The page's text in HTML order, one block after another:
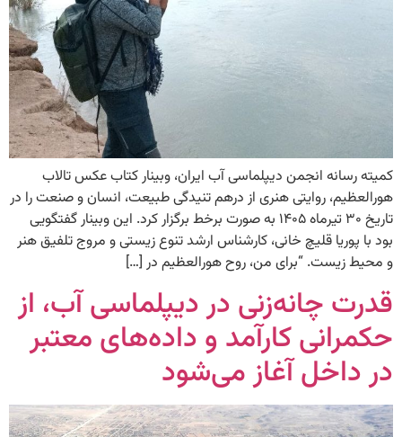
کمیته رسانه انجمن دیپلماسی آب ایران، وبینار کتاب عکس تالاب
هورالعظیم، روایتی هنری از درهم تنیدگی طبیعت، انسان و صنعت را در
تاریخ ۳۰ تیرماه ۱۴۰۵ به صورت برخط برگزار کرد. این وبینار گفتگویی
بود با پوریا قلیچ خانی، کارشناس ارشد تنوع زیستی و مروج تلفیق هنر
و محیط زیست. “برای من، روح هورالعظیم در […]
قدرت چانه‌زنی در دیپلماسی آب، از
حکمرانی کارآمد و داده‌های معتبر
در داخل آغاز می‌شود